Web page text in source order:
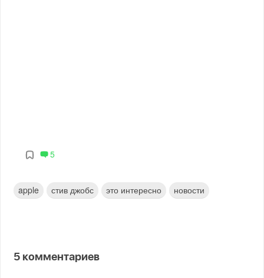
5
apple стив джобс это интересно новости
5 комментариев